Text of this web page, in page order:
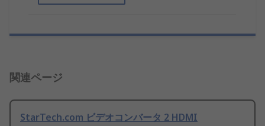
関連ページ
StarTech.com ビデオコンバータ 2 HDMI